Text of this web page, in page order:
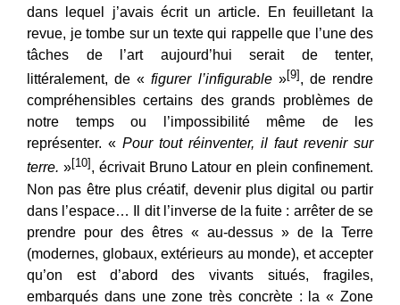
dans lequel j’avais écrit un article. En feuilletant la
revue, je tombe sur un texte qui rappelle que l’une des
tâches de l’art aujourd’hui serait de tenter,
littéralement, de «figurer l’infigurable»[9] , de rendre
compréhensibles certains des grands problèmes de
notre temps ou l’impossibilité même de les
représenter. « Pour tout réinventer, il faut revenir sur
terre. »[10] , écrivait Bruno Latour en plein confinement.
Non pas être plus créatif, devenir plus digital ou partir
dans l’espace… Il dit l’inverse de la fuite : arrêter de se
prendre pour des êtres « au-dessus » de la Terre
(modernes, globaux, extérieurs au monde), et accepter
qu’on est d’abord des vivants situés, fragiles,
embarqués dans une zone très concrète : la « Zone